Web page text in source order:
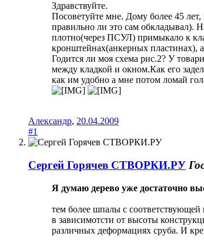
Здравствуйте.
Посоветуйте мне. Дому более 45
правильно ли это сам обкладывал).
плотно(через ПСУЛ) примыкало к
кронштейнах(анкерных пластинах),
Годится ли моя схема рис.2? У
между кладкой и окном.Как его
как им удобно а мне потом ломай
Александр, 20.04.2009
#1
Сергей Горячев СТВОРКИ.РУ
Я думаю дерево уже достаточно
тем более шпалы с
в зависимотсти от высоты
различных деформациях сруба. И